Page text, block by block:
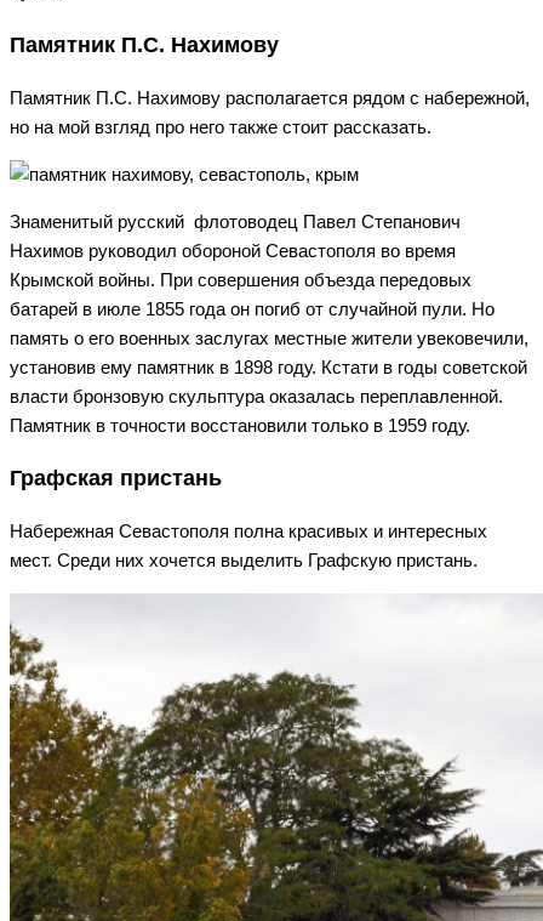
Памятник П.С. Нахимову
Памятник П.С. Нахимову располагается рядом с набережной,
но на мой взгляд про него также стоит рассказать.
Знаменитый русский флотоводец Павел Степанович
Нахимов руководил обороной Севастополя во время
Крымской войны. При совершения объезда передовых
батарей в июле 1855 года он погиб от случайной пули. Но
память о его военных заслугах местные жители увековечили,
установив ему памятник в 1898 году. Кстати в годы советской
власти бронзовую скульптура оказалась переплавленной.
Памятник в точности восстановили только в 1959 году.
Графская пристань
Набережная Севастополя полна красивых и интересных
мест. Среди них хочется выделить Графскую пристань.